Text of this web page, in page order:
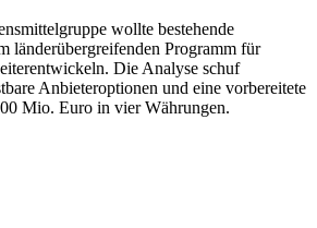
wollte bestehende
länderübergreifenden Programm für
Die Analyse schuf
Anbieteroptionen und eine vorbereitete
Mio. Euro in vier Währungen.